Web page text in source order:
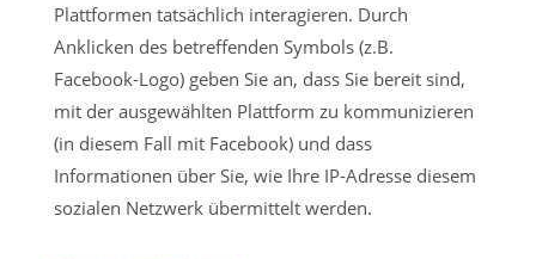
Plattformen tatsächlich interagieren. Durch
Anklicken des betreffenden Symbols (z.B.
Facebook-Logo) geben Sie an, dass Sie bereit sind,
mit der ausgewählten Plattform zu kommunizieren
(in diesem Fall mit Facebook) und dass
Informationen über Sie, wie Ihre IP-Adresse diesem
sozialen Netzwerk übermittelt werden.